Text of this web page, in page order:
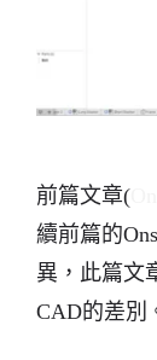
前篇文章(
續前篇的
異，此篇文
CAD的差別